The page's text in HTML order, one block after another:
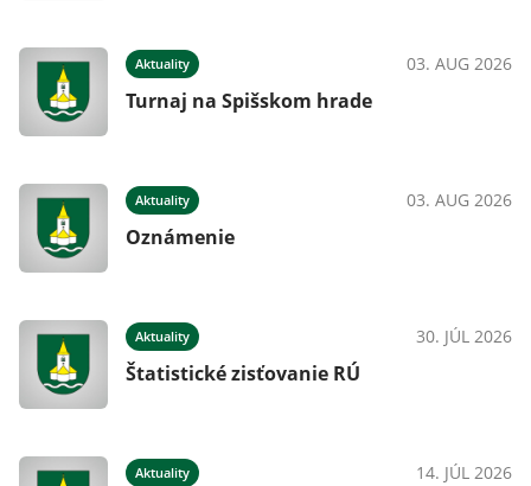
Aktuality 03. AUG 2026
Turnaj na Spišskom hrade
Aktuality 03. AUG 2026
Oznámenie
Aktuality 30. JÚL 2026
Štatistické zisťovanie RÚ
Aktuality 14. JÚL 2026